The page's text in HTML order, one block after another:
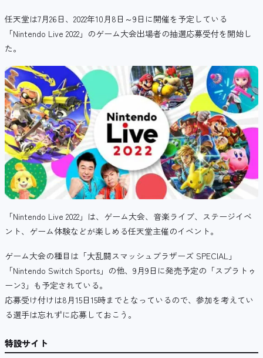
任天堂は7月26日、2022年10月8日～9日に開催を予定している
「Nintendo Live 2022」のゲーム大会出場者の抽選応募受付を開始し
た。
「Nintendo Live 2022」は、ゲーム大会、音楽ライブ、ステージイベ
ント、ゲーム体験などが楽しめる任天堂主催のイベント。
ゲーム大会の種目は「⼤乱闘スマッシュブラザーズ SPECIAL」
「Nintendo Switch Sports」の他、9月9日に発売予定の 「スプラトゥ
ーン3」も予定されている。
応募受け付けは8月15日15時までとなっているので、参加を考えてい
る選手は忘れずに応募しておこう。
特設サイト